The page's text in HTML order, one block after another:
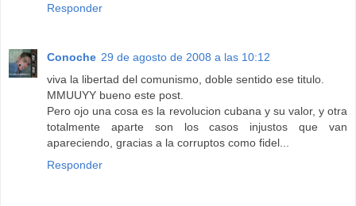
Responder
Conoche 29 de agosto de 2008 a las 10:12
viva la libertad del comunismo, doble sentido ese titulo.
MMUUYY bueno este post.
Pero ojo una cosa es la revolucion cubana y su valor, y otra
totalmente aparte son los casos injustos que van
apareciendo, gracias a la corruptos como fidel...
Responder